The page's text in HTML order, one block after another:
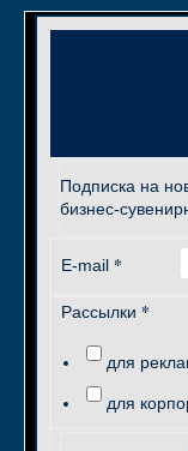
Подписка на
бизнес-
E-mail *
Рассылки *
для
для